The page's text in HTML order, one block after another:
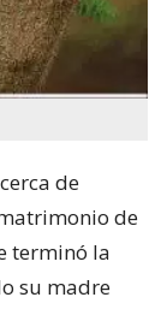
de
de
terminó la
su madre